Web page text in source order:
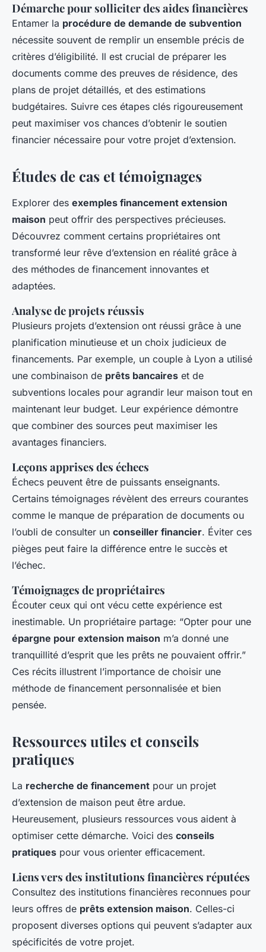
Démarche pour solliciter des aides financières
Entamer la procédure de demande de subvention
nécessite souvent de remplir un ensemble précis de
critères d’éligibilité. Il est crucial de préparer les
documents comme des preuves de résidence, des
plans de projet détaillés, et des estimations
budgétaires. Suivre ces étapes clés rigoureusement
peut maximiser vos chances d’obtenir le soutien
financier nécessaire pour votre projet d’extension.
Études de cas et témoignages
Explorer des exemples financement extension
maison peut offrir des perspectives précieuses.
Découvrez comment certains propriétaires ont
transformé leur rêve d’extension en réalité grâce à
des méthodes de financement innovantes et
adaptées.
Analyse de projets réussis
Plusieurs projets d’extension ont réussi grâce à une
planification minutieuse et un choix judicieux de
financements. Par exemple, un couple à Lyon a utilisé
une combinaison de prêts bancaires et de
subventions locales pour agrandir leur maison tout en
maintenant leur budget. Leur expérience démontre
que combiner des sources peut maximiser les
avantages financiers.
Leçons apprises des échecs
Échecs peuvent être de puissants enseignants.
Certains témoignages révèlent des erreurs courantes
comme le manque de préparation de documents ou
l’oubli de consulter un conseiller financier. Éviter ces
pièges peut faire la différence entre le succès et
l’échec.
Témoignages de propriétaires
Écouter ceux qui ont vécu cette expérience est
inestimable. Un propriétaire partage: “Opter pour une
épargne pour extension maison m’a donné une
tranquillité d’esprit que les prêts ne pouvaient offrir.”
Ces récits illustrent l’importance de choisir une
méthode de financement personnalisée et bien
pensée.
Ressources utiles et conseils
pratiques
La recherche de financement pour un projet
d’extension de maison peut être ardue.
Heureusement, plusieurs ressources vous aident à
optimiser cette démarche. Voici des conseils
pratiques pour vous orienter efficacement.
Liens vers des institutions financières réputées
Consultez des institutions financières reconnues pour
leurs offres de prêts extension maison. Celles-ci
proposent diverses options qui peuvent s’adapter aux
spécificités de votre projet.